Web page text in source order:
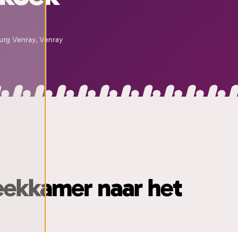
Venray, Venray
naar het